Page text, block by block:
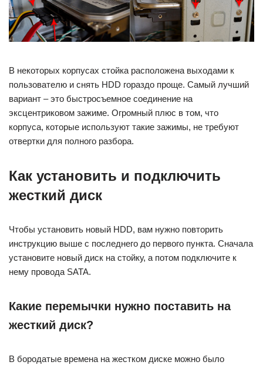
В некоторых корпусах стойка расположена выходами к
пользователю и снять HDD гораздо проще. Самый лучший
вариант – это быстросъемное соединение на
эксцентриковом зажиме. Огромный плюс в том, что
корпуса, которые используют такие зажимы, не требуют
отвертки для полного разбора.
Как установить и подключить
жесткий диск
Чтобы установить новый HDD, вам нужно повторить
инструкцию выше с последнего до первого пункта. Сначала
установите новый диск на стойку, а потом подключите к
нему провода SATA.
Какие перемычки нужно поставить на
жесткий диск?
В бородатые времена на жестком диске можно было